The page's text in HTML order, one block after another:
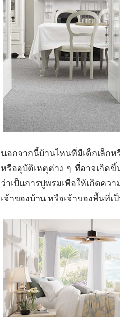
นอกจากนี้บ้านไหนที่มีเด็กเล็ก
หรืออุบัติเหตุต่าง ๆ ที่อาจเกิด
ว่าเป็นการปูพรมเพื่อให้เกิดค
เจ้าของบ้าน หรือเจ้าของพื้นที่